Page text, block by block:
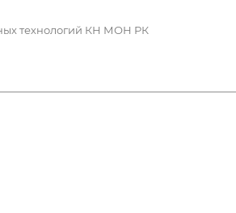
технологий КН МОН РК